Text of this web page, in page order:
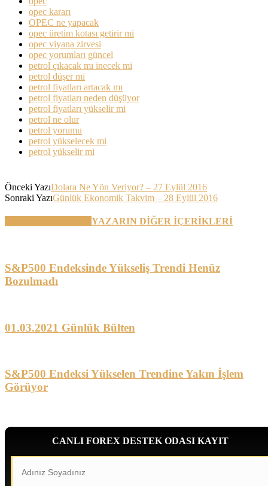
opec kararı
OPEC ne yapacak
opec üretim kotası getirir mi
opec viyana zirvesi
opec yorumları güncel
petrol çıkacak mı inecek mi
petrol düşer mi
petrol fiyatları artacak mı
petrol fiyatları neden düşüyor
petrol fiyatları yükselir mi
petrol ne olur
petrol yorumu
petrol yükselecek mi
petrol yükselir mi
Önceki YazıDolara Ne Yön Veriyor? – 27 Eylül 2016
Sonraki YazıGünlük Ekonomik Takvim – 28 Eylül 2016
YAZARIN DİĞER İÇERİKLERİ
S&P500 Endeksinde Yükseliş Trendi Henüz
Bozulmadı
01.03.2021 Günlük Bülten
S&P500 Endeksi Yükselen Trendine Yakın İşlem
Görüyor
CANLI FOREX DESTEK ODASI KAYIT